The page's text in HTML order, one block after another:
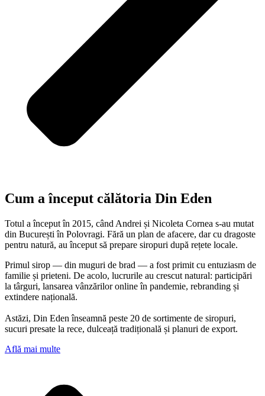
Cum a început călătoria Din Eden
Totul a început în 2015, când Andrei și Nicoleta Cornea s-au mutat
din București în Polovragi. Fără un plan de afacere, dar cu dragoste
pentru natură, au început să prepare siropuri după rețete locale.
Primul sirop — din muguri de brad — a fost primit cu entuziasm de
familie și prieteni. De acolo, lucrurile au crescut natural: participări
la târguri, lansarea vânzărilor online în pandemie, rebranding și
extindere națională.
Astăzi, Din Eden înseamnă peste 20 de sortimente de siropuri,
sucuri presate la rece, dulceață tradițională și planuri de export.
Află mai multe